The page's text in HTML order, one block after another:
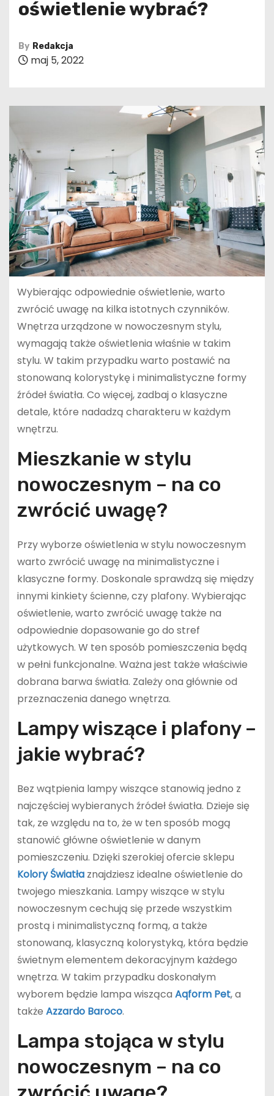
oświetlenie wybrać?
By Redakcja
maj 5, 2022
Wybierając odpowiednie oświetlenie, warto
zwrócić uwagę na kilka istotnych czynników.
Wnętrza urządzone w nowoczesnym stylu,
wymagają także oświetlenia właśnie w takim
stylu. W takim przypadku warto postawić na
stonowaną kolorystykę i minimalistyczne formy
źródeł światła. Co więcej, zadbaj o klasyczne
detale, które nadadzą charakteru w każdym
wnętrzu.
Mieszkanie w stylu
nowoczesnym – na co
zwrócić uwagę?
Przy wyborze oświetlenia w stylu nowoczesnym
warto zwrócić uwagę na minimalistyczne i
klasyczne formy. Doskonale sprawdzą się między
innymi kinkiety ścienne, czy plafony. Wybierając
oświetlenie, warto zwrócić uwagę także na
odpowiednie dopasowanie go do stref
użytkowych. W ten sposób pomieszczenia będą
w pełni funkcjonalne. Ważna jest także właściwie
dobrana barwa światła. Zależy ona głównie od
przeznaczenia danego wnętrza.
Lampy wiszące i plafony –
jakie wybrać?
Bez wątpienia lampy wiszące stanowią jedno z
najczęściej wybieranych źródeł światła. Dzieje się
tak, ze względu na to, że w ten sposób mogą
stanowić główne oświetlenie w danym
pomieszczeniu. Dzięki szerokiej ofercie sklepu
Kolory Światłaznajdziesz idealne oświetlenie do
twojego mieszkania. Lampy wiszące w stylu
nowoczesnym cechują się przede wszystkim
prostą i minimalistyczną formą, a także
stonowaną, klasyczną kolorystyką, która będzie
świetnym elementem dekoracyjnym każdego
wnętrza. W takim przypadku doskonałym
wyborem będzie lampa wisząca AqformPet, a
także Azzardo Baroco.
Lampa stojąca w stylu
nowoczesnym – na co